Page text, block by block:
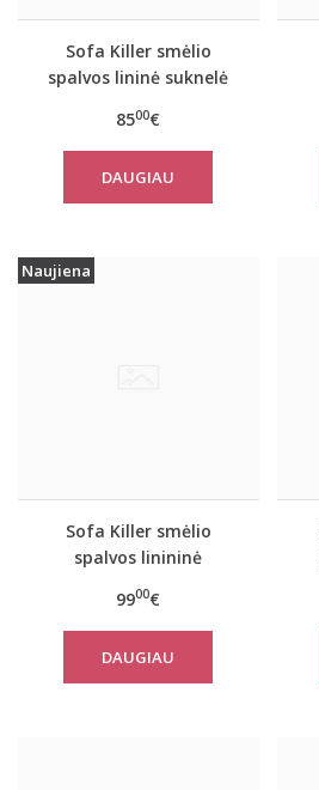
Sofa Killer smėlio
spalvos lininė suknelė
8500€
DAUGIAU
Naujiena
Sofa Killer smėlio
spalvos linininė
9900€
DAUGIAU